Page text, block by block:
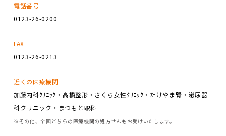
電話番号
0123-26-0200
FAX
0123-26-0213
近くの医療機関
加藤内科ｸﾘﾆｯｸ・高橋整形・さくら女性ｸﾘﾆｯｸ・たけやま腎・泌尿器
科クリニック・まつもと眼科
※その他、全国どちらの医療機関の処方せんもお受けいたします。